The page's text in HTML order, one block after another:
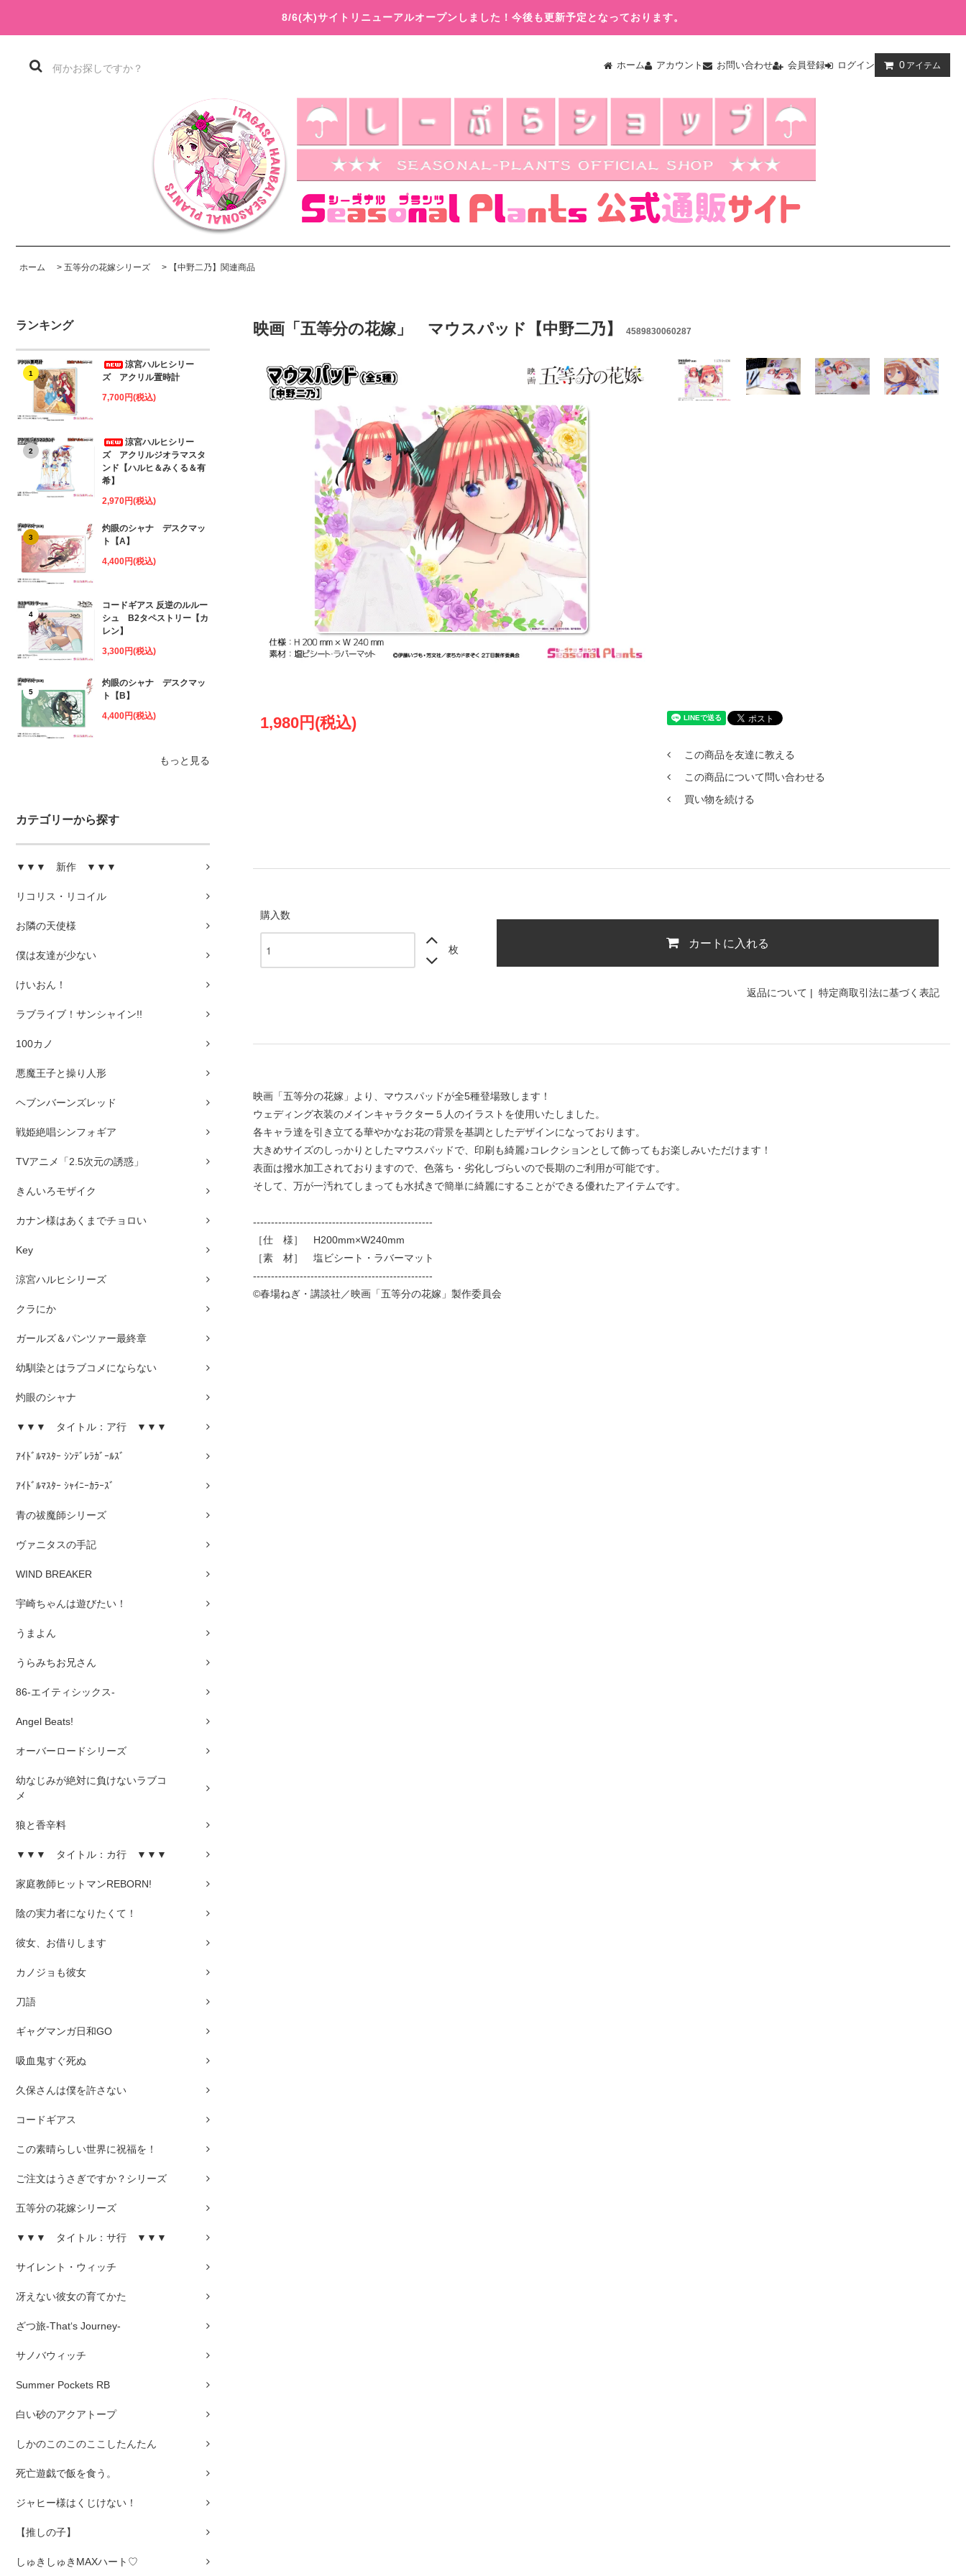
8/6(木)サイトリニューアルオープンしました！今後も更新予定となっております。
ホーム アカウント お問い合わせ 会員登録 ログイン 0 アイテム
ホーム > 五等分の花嫁シリーズ > 【中野二乃】関連商品
ランキング
1
涼宮ハルヒシリー
ズ アクリル置時計
7,700円(税込)
2
涼宮ハルヒシリー
ズ アクリルジオラマスタ
ンド【ハルヒ＆みくる＆有
希】
2,970円(税込)
3
灼眼のシャナ デスクマッ
ト【A】
4,400円(税込)
4
コードギアス 反逆のルルー
シュ B2タペストリー【カ
レン】
3,300円(税込)
5
灼眼のシャナ デスクマッ
ト【B】
4,400円(税込)
もっと見る
カテゴリーから探す
▼▼▼ 新作 ▼▼▼
リコリス・リコイル
お隣の天使様
僕は友達が少ない
けいおん！
ラブライブ！サンシャイン!!
100カノ
悪魔王子と操り人形
ヘブンバーンズレッド
戦姫絶唱シンフォギア
TVアニメ「2.5次元の誘惑」
きんいろモザイク
カナン様はあくまでチョロい
Key
涼宮ハルヒシリーズ
クラにか
ガールズ＆パンツァー最終章
幼馴染とはラブコメにならない
灼眼のシャナ
▼▼▼ タイトル：ア行 ▼▼▼
ｱｲﾄﾞﾙﾏｽﾀｰ ｼﾝﾃﾞﾚﾗｶﾞｰﾙｽﾞ
ｱｲﾄﾞﾙﾏｽﾀｰ ｼｬｲﾆｰｶﾗｰｽﾞ
青の祓魔師シリーズ
ヴァニタスの手記
WIND BREAKER
宇崎ちゃんは遊びたい！
うまよん
うらみちお兄さん
86-エイティシックス-
Angel Beats!
オーバーロードシリーズ
幼なじみが絶対に負けないラブコ
メ
狼と香辛料
▼▼▼ タイトル：カ行 ▼▼▼
家庭教師ヒットマンREBORN!
陰の実力者になりたくて！
彼女、お借りします
カノジョも彼女
刀語
ギャグマンガ日和GO
吸血鬼すぐ死ぬ
久保さんは僕を許さない
コードギアス
この素晴らしい世界に祝福を！
ご注文はうさぎですか？シリーズ
五等分の花嫁シリーズ
▼▼▼ タイトル：サ行 ▼▼▼
サイレント・ウィッチ
冴えない彼女の育てかた
ざつ旅-That‘s Journey-
サノバウィッチ
Summer Pockets RB
白い砂のアクアトープ
しかのこのこのここしたんたん
死亡遊戯で飯を食う。
ジャヒー様はくじけない！
【推しの子】
しゅきしゅきMAXハート♡
映画「五等分の花嫁」 マウスパッド【中野二乃】 4589830060287
1,980円(税込)
この商品を友達に教える
この商品について問い合わせる
買い物を続ける
購入数
枚 カートに入れる
返品について | 特定商取引法に基づく表記
映画「五等分の花嫁」より、マウスパッドが全5種登場致します！
ウェディング衣装のメインキャラクター５人のイラストを使用いたしました。
各キャラ達を引き立てる華やかなお花の背景を基調としたデザインになっております。
大きめサイズのしっかりとしたマウスパッドで、印刷も綺麗♪コレクションとして飾ってもお楽しみいただけます！
表面は撥水加工されておりますので、色落ち・劣化しづらいので長期のご利用が可能です。
そして、万が一汚れてしまっても水拭きで簡単に綺麗にすることができる優れたアイテムです。
--------------------------------------------------
［仕 様］ H200mm×W240mm
［素 材］ 塩ビシート・ラバーマット
--------------------------------------------------
©春場ねぎ・講談社／映画「五等分の花嫁」製作委員会